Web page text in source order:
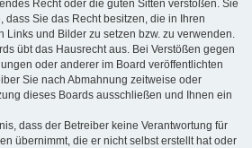
Recht oder die guten Sitten verstoßen. Sie
dass Sie das Recht besitzen, die in Ihren
Links und Bilder zu setzen bzw. zu verwenden.
übt das Hausrecht aus. Bei Verstößen gegen
oder anderer im Board veröffentlichten
Sie nach Abmahnung zeitweise oder
dieses Boards ausschließen und Ihnen ein
dass der Betreiber keine Verantwortung für
übernimmt, die er nicht selbst erstellt hat oder